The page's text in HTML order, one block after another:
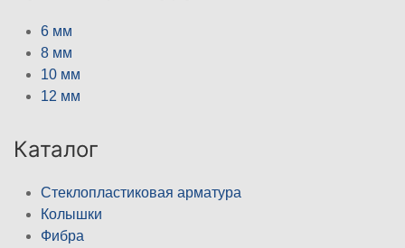
6 мм
8 мм
10 мм
12 мм
Каталог
Стеклопластиковая арматура
Колышки
Фибра